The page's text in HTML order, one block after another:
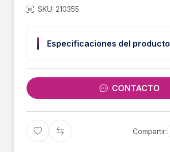
SKU: 210355
Especificaciones del producto
CONTACTO
Compartir: